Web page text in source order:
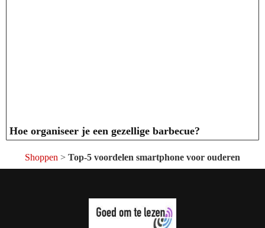
Hoe organiseer je een gezellige barbecue?
Shoppen > Top-5 voordelen smartphone voor ouderen